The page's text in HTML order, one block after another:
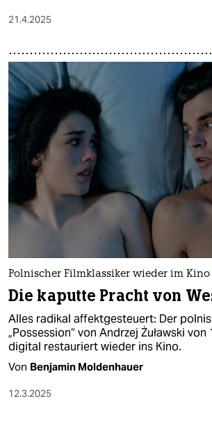
21.4.2025
Polnischer Filmklassiker wieder im Kino
Die kaputte Pracht von
Alles radikal affektgesteuert: Der
„Possession“ von Andrzej Żuławski
digital restauriert wieder ins Kino.
Von Benjamin Moldenhauer
12.3.2025